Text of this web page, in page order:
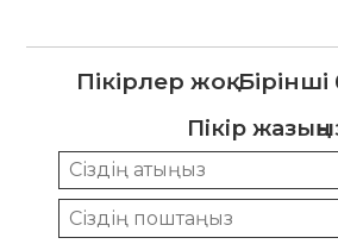
Пікірлер жоқ.
Пікір